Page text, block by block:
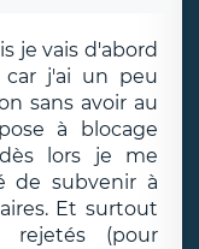
je vais d'abord
car j'ai un peu
sans avoir au
à blocage
lors je me
de subvenir à
Et surtout
rejetés (pour